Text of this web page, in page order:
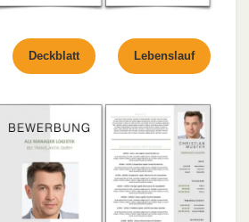
Deckblatt Lebenslauf